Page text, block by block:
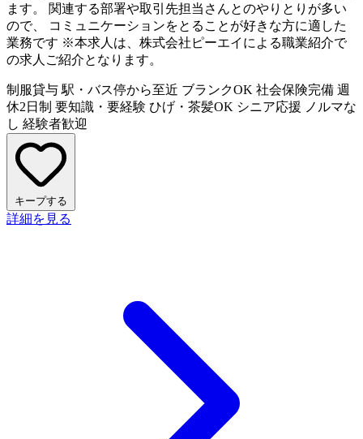
ます。 関連する部署や取引先担当さんとのやりとりが多い
ので、 コミュニケーションをとることが好きな方に適した
業務です ※本求人は、株式会社ピーエイによる職業紹介で
の求人ご紹介となります。
制服貸与 駅・バス停から至近 ブランクOK 社会保険完備 週
休2日制 要知識・要経験 ひげ・茶髪OK シニア応援 ノルマな
し 経験者歓迎
キープする
詳細を見る